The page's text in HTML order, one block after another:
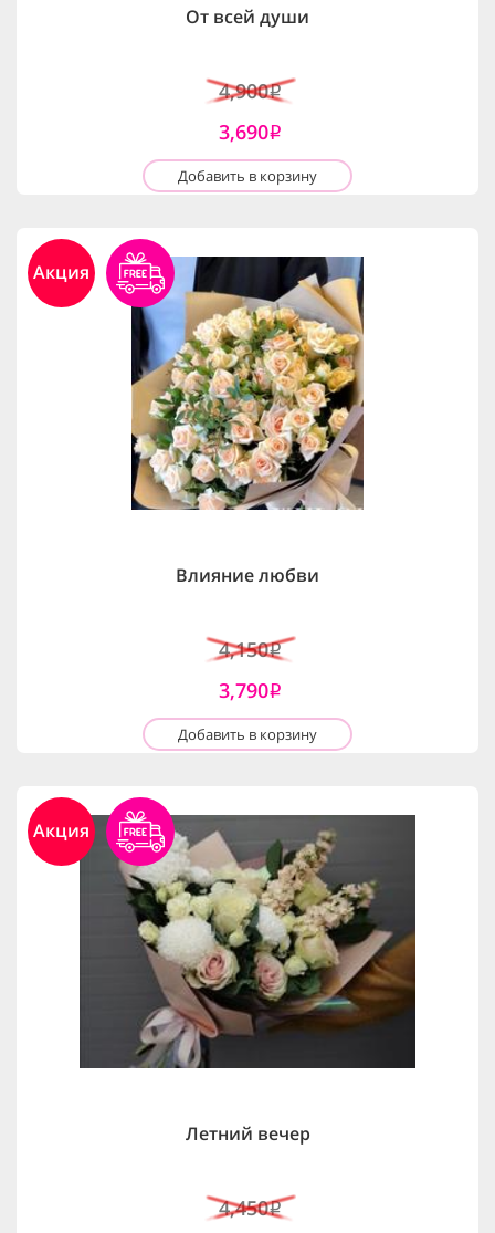
От всей души
4,900i
3,690i
Добавить в корзину
Акция
Влияние любви
4,150i
3,790i
Добавить в корзину
Акция
Летний вечер
4,450i